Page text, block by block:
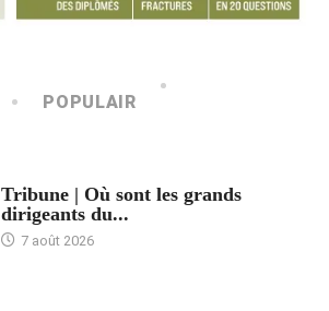
POPULAIR
Tribune | Où sont les grands
dirigeants du...
7 août 2026